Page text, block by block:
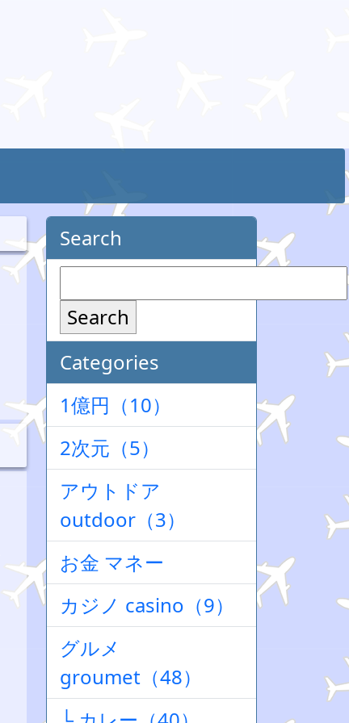
Search
Search
Categories
1億円（10）
2次元（5）
アウトドア
outdoor（3）
お金 マネー
カジノ casino（9）
グルメ
groumet（48）